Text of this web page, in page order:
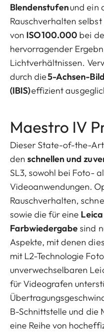
Blendenstufenund ein
Rauschverhalten
von ISO 100.000 bei
hervorragender
Lichtverhältnissen.
durch die5-Achsen-
(IBIS)effizient
Maestro IV
Dieser State-of-the-
denschnellen und
SL3, sowohl bei Foto-
Videoanwendungen.
Rauschverhalten,
sowie die für eine
Farbwiedergabesind
Aspekte, mit denen
mit L2-Technologie
unverwechselbaren
für Videografen
B-Schnittstelle und die
eine Reihe von